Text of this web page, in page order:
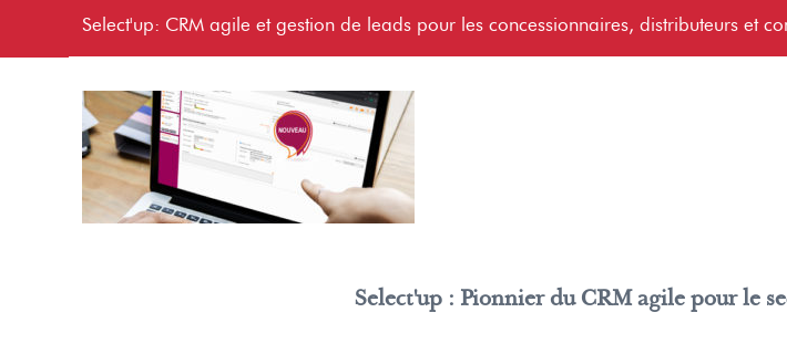
Select'up: CRM agile et gestion de leads pour les concessionnaires, distributeurs et
Select'up : Pionnier du CRM agile pour le